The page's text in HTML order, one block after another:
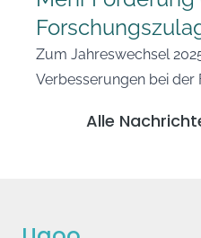
Zum Jahreswechsel
Verbesserungen bei der
Alle